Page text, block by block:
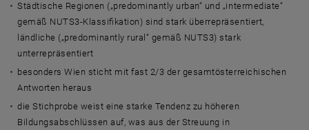
Städtische Regionen („predominantly urban“ und „intermediate“
gemäß NUTS3-Klassifikation) sind stark überrepräsentiert,
ländliche („predominantly rural“ gemäß NUTS3) stark
unterrepräsentiert
besonders Wien sticht mit fast 2/3 der gesamtösterreichischen
Antworten heraus
die Stichprobe weist eine starke Tendenz zu höheren
Bildungsabschlüssen auf, was aus der Streuung in